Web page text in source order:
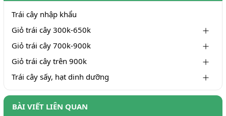
Trái cây nhập khẩu
Giỏ trái cây 300k-650k
Giỏ trái cây 700k-900k
Giỏ trái cây trên 900k
Trái cây sấy, hạt dinh dưỡng
BÀI VIẾT LIÊN QUAN